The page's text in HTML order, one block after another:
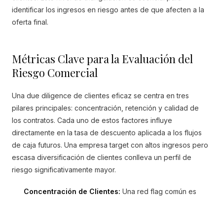
identificar los ingresos en riesgo antes de que afecten a la
oferta final.
Métricas Clave para la Evaluación del
Riesgo Comercial
Una due diligence de clientes eficaz se centra en tres
pilares principales: concentración, retención y calidad de
los contratos. Cada uno de estos factores influye
directamente en la tasa de descuento aplicada a los flujos
de caja futuros. Una empresa target con altos ingresos pero
escasa diversificación de clientes conlleva un perfil de
riesgo significativamente mayor.
Concentración de Clientes: Una red flag común es